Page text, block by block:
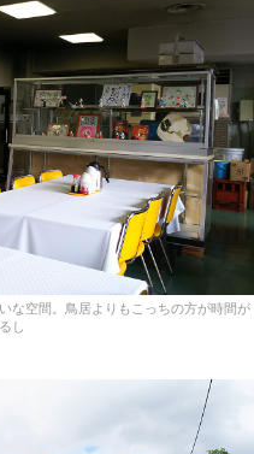
な空間。鳥居よりもこっちの方が時間が
し